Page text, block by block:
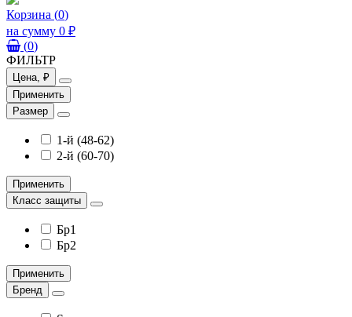
Корзина (0)
на сумму 0 ₽
(0)
ФИЛЬТР
Цена, ₽
Применить
Размер
1-й (48-62)
2-й (60-70)
Применить
Класс защиты
Бр1
Бр2
Применить
Бренд